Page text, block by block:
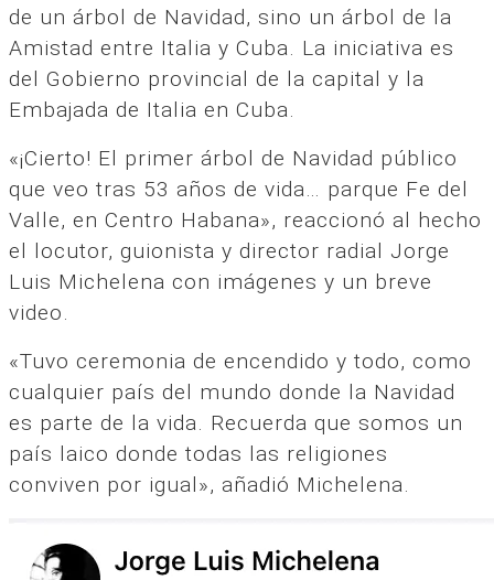
de un árbol de Navidad, sino un árbol de la
Amistad entre Italia y Cuba. La iniciativa es
del Gobierno provincial de la capital y la
Embajada de Italia en Cuba.
«¡Cierto! El primer árbol de Navidad público
que veo tras 53 años de vida… parque Fe del
Valle, en Centro Habana», reaccionó al hecho
el locutor, guionista y director radial Jorge
Luis Michelena con imágenes y un breve
video.
«Tuvo ceremonia de encendido y todo, como
cualquier país del mundo donde la Navidad
es parte de la vida. Recuerda que somos un
país laico donde todas las religiones
conviven por igual», añadió Michelena.